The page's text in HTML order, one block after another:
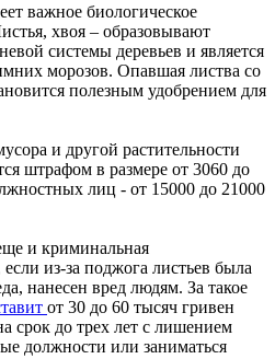
важное биологическое
хвоя – образовывают
системы деревьев и является
морозов. Опавшая листва со
полезным удобрением для
и другой растительности
штрафом в размере от 3060 до
лиц - от 15000 до 21000
и криминальная
если из-за поджога листьев была
нанесен вред людям. За такое
от 30 до 60 тысяч гривен
срок до трех лет с лишением
должности или заниматься